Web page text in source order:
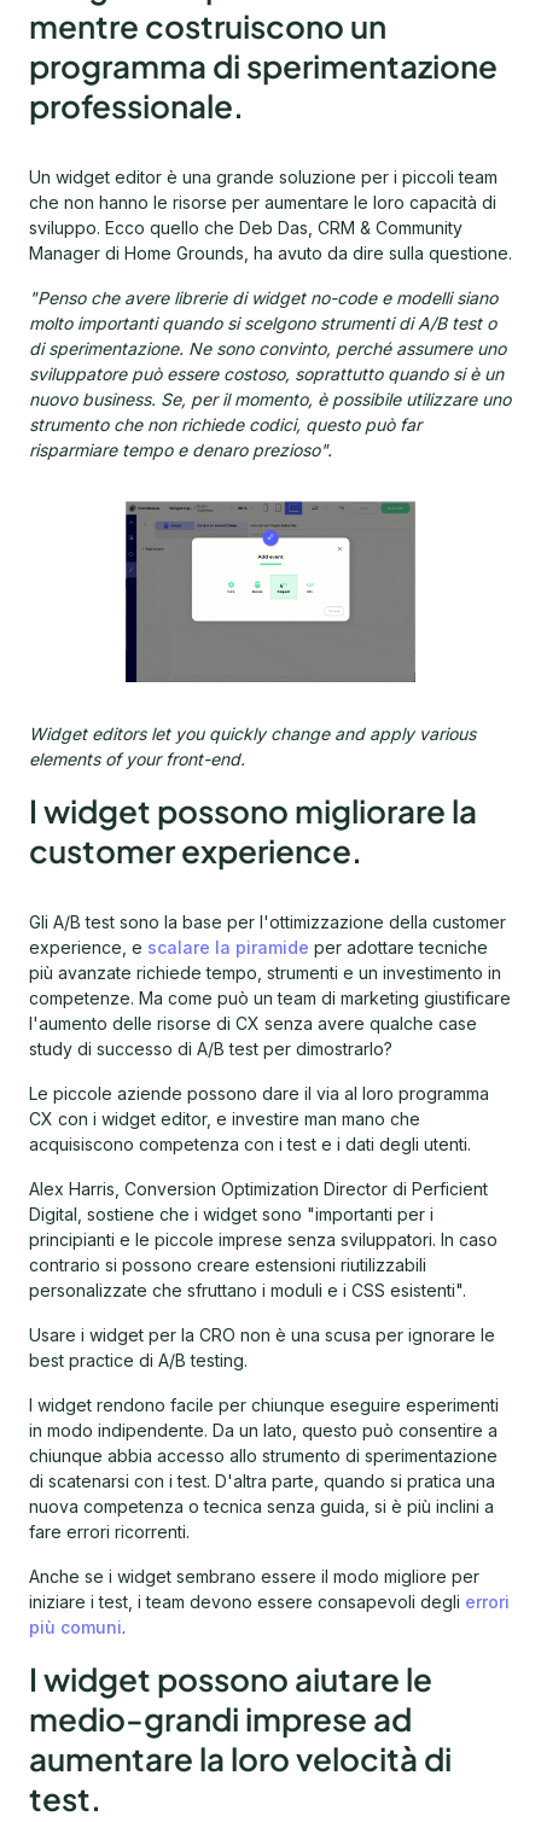
mentre costruiscono un
programma di sperimentazione
professionale.
Un widget editor è una grande soluzione per i piccoli team
che non hanno le risorse per aumentare le loro capacità di
sviluppo. Ecco quello che Deb Das, CRM & Community
Manager di Home Grounds, ha avuto da dire sulla questione.
"Penso che avere librerie di widget no-code e modelli siano
molto importanti quando si scelgono strumenti di A/B test o
di sperimentazione. Ne sono convinto, perché assumere uno
sviluppatore può essere costoso, soprattutto quando si è un
nuovo business. Se, per il momento, è possibile utilizzare uno
strumento che non richiede codici, questo può far
risparmiare tempo e denaro prezioso".
Widget editors let you quickly change and apply various
elements of your front-end.
I widget possono migliorare la
customer experience.
Gli A/B test sono la base per l'ottimizzazione della customer
experience, e scalare la piramide per adottare tecniche
più avanzate richiede tempo, strumenti e un investimento in
competenze. Ma come può un team di marketing giustificare
l'aumento delle risorse di CX senza avere qualche case
study di successo di A/B test per dimostrarlo?
Le piccole aziende possono dare il via al loro programma
CX con i widget editor, e investire man mano che
acquisiscono competenza con i test e i dati degli utenti.
Alex Harris, Conversion Optimization Director di Perficient
Digital, sostiene che i widget sono "importanti per i
principianti e le piccole imprese senza sviluppatori. In caso
contrario si possono creare estensioni riutilizzabili
personalizzate che sfruttano i moduli e i CSS esistenti".
Usare i widget per la CRO non è una scusa per ignorare le
best practice di A/B testing.
I widget rendono facile per chiunque eseguire esperimenti
in modo indipendente. Da un lato, questo può consentire a
chiunque abbia accesso allo strumento di sperimentazione
di scatenarsi con i test. D'altra parte, quando si pratica una
nuova competenza o tecnica senza guida, si è più inclini a
fare errori ricorrenti.
Anche se i widget sembrano essere il modo migliore per
iniziare i test, i team devono essere consapevoli degli errori
più comuni.
I widget possono aiutare le
medio-grandi imprese ad
aumentare la loro velocità di
test.